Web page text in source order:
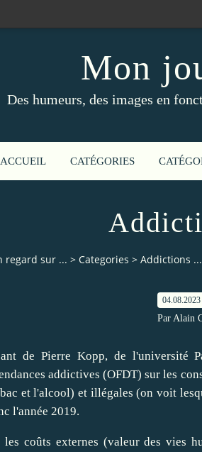
Mon
Des humeurs, des images en
ACCUEIL CATÉGORIES
regard sur ... > Categories > Addictions ...
04.08.2023
Par Alain
de Pierre Kopp, de l'université
addictives (OFDT) sur les
et l'alcool) et illégales (on voit
l'année 2019.
les coûts externes (valeur des vies